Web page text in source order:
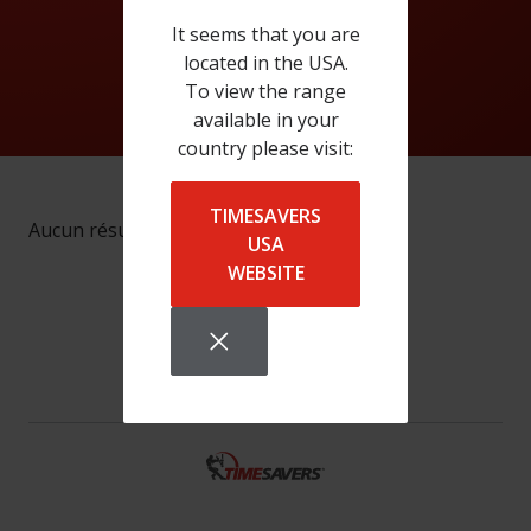
It seems that you are
located in the USA.
To view the range
available in your
country please visit:
TIMESAVERS
USA
WEBSITE
Aucun résultat